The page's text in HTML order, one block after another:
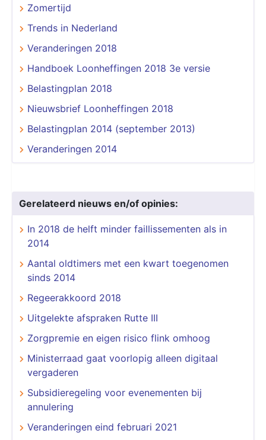
Zomertijd
Trends in Nederland
Veranderingen 2018
Handboek Loonheffingen 2018 3e versie
Belastingplan 2018
Nieuwsbrief Loonheffingen 2018
Belastingplan 2014 (september 2013)
Veranderingen 2014
Gerelateerd nieuws en/of opinies:
In 2018 de helft minder faillissementen als in
2014
Aantal oldtimers met een kwart toegenomen
sinds 2014
Regeerakkoord 2018
Uitgelekte afspraken Rutte III
Zorgpremie en eigen risico flink omhoog
Ministerraad gaat voorlopig alleen digitaal
vergaderen
Subsidieregeling voor evenementen bij
annulering
Veranderingen eind februari 2021